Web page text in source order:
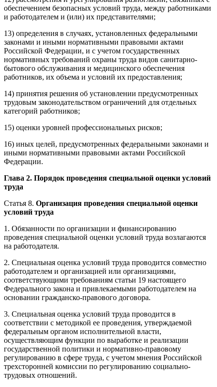
обеспечением безопасных условий труда, между работниками
и работодателем и (или) их представителями;
13) определения в случаях, установленных федеральными
законами и иными нормативными правовыми актами
Российской Федерации, и с учетом государственных
нормативных требований охраны труда видов санитарно-
бытового обслуживания и медицинского обеспечения
работников, их объема и условий их предоставления;
14) принятия решения об установлении предусмотренных
трудовым законодательством ограничений для отдельных
категорий работников;
15) оценки уровней профессиональных рисков;
16) иных целей, предусмотренных федеральными законами и
иными нормативными правовыми актами Российской
Федерации.
Глава 2. Порядок проведения специальной оценки условий
труда
Статья 8. Организация проведения специальной оценки
условий труда
1. Обязанности по организации и финансированию
проведения специальной оценки условий труда возлагаются
на работодателя.
2. Специальная оценка условий труда проводится совместно
работодателем и организацией или организациями,
соответствующими требованиям статьи 19 настоящего
Федерального закона и привлекаемыми работодателем на
основании гражданско-правового договора.
3. Специальная оценка условий труда проводится в
соответствии с методикой ее проведения, утверждаемой
федеральным органом исполнительной власти,
осуществляющим функции по выработке и реализации
государственной политики и нормативно-правовому
регулированию в сфере труда, с учетом мнения Российской
трехсторонней комиссии по регулированию социально-
трудовых отношений.